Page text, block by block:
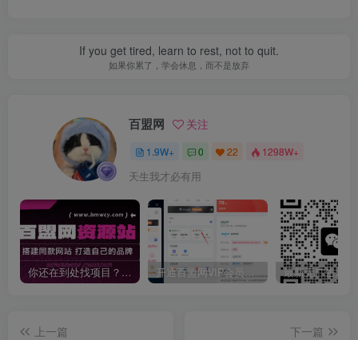
If you get tired, learn to rest, not to quit.
如果你累了，学会休息，而不是放弃
百盟网 关注
1.9W+ 0 22 1298W+
天生我才必有用
你还在到处找项目？还在当韭菜？我靠卖项目一个月收入5万+，曾经我也是个失败者。 开通百盟网VIP会员，尊享全站资源免费下载，享70%的推广提成！！【限时五折优惠】
上一篇
下一篇